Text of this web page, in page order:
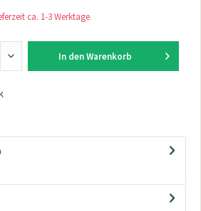
ca. 1-3 Werktage
In den Warenkorb